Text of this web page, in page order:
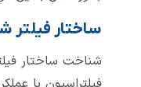
ساختار
شناخت ساختار